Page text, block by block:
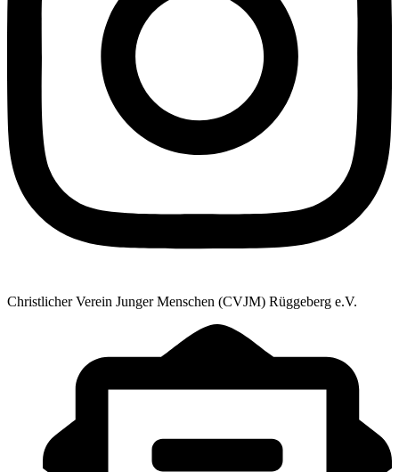
Christlicher Verein Junger Menschen (CVJM) Rüggeberg e.V.